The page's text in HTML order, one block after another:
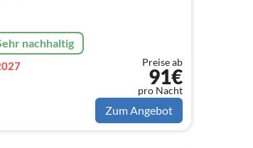
nachhaltig
Preise ab
91€
pro Nacht
Zum Angebot